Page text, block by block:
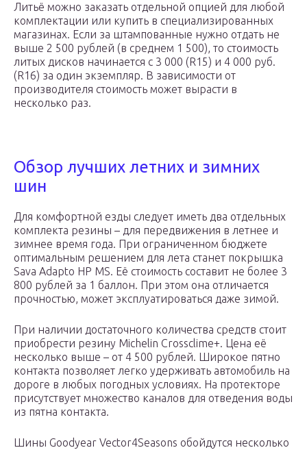
Литьё можно заказать отдельной опцией для любой
комплектации или купить в специализированных
магазинах. Если за штампованные нужно отдать не
выше 2 500 рублей (в среднем 1 500), то стоимость
литых дисков начинается с 3 000 (R15) и 4 000 руб.
(R16) за один экземпляр. В зависимости от
производителя стоимость может вырасти в
несколько раз.
Обзор лучших летних и зимних
шин
Для комфортной езды следует иметь два отдельных
комплекта резины – для передвижения в летнее и
зимнее время года. При ограниченном бюджете
оптимальным решением для лета станет покрышка
Sava Adapto HP MS. Её стоимость составит не более 3
800 рублей за 1 баллон. При этом она отличается
прочностью, может эксплуатироваться даже зимой.
При наличии достаточного количества средств стоит
приобрести резину Michelin Crossclime+. Цена её
несколько выше – от 4 500 рублей. Широкое пятно
контакта позволяет легко удерживать автомобиль на
дороге в любых погодных условиях. На протекторе
присутствует множество каналов для отведения воды
из пятна контакта.
Шины Goodyear Vector4Seasons обойдутся несколько